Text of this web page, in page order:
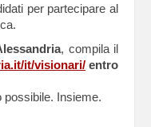
per partecipare al
, compila il
it/visionari/ entro
possibile. Insieme.